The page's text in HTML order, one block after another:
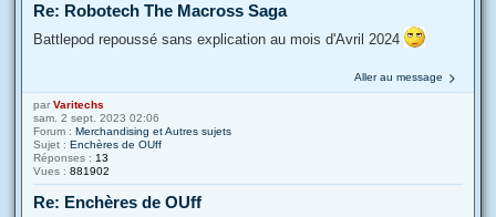
Re: Robotech The Macross Saga
Battlepod repoussé sans explication au mois d'Avril 2024
Aller au message
par Varitechs
sam. 2 sept. 2023 02:06
Forum : Merchandising et Autres sujets
Sujet : Enchères de OUff
Réponses : 13
Vues : 881902
Re: Enchères de OUff